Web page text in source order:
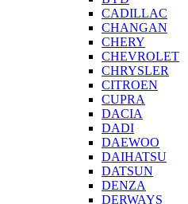
CADILLAC
CHANGAN
CHERY
CHEVROLET
CHRYSLER
CITROEN
CUPRA
DACIA
DADI
DAEWOO
DAIHATSU
DATSUN
DENZA
DERWAYS